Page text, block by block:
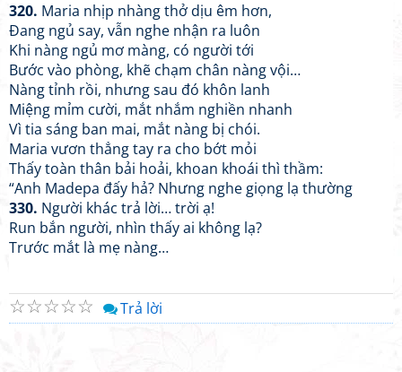
320. Maria nhịp nhàng thở dịu êm hơn,
Đang ngủ say, vẫn nghe nhận ra luôn
Khi nàng ngủ mơ màng, có người tới
Bước vào phòng, khẽ chạm chân nàng vội…
Nàng tỉnh rồi, nhưng sau đó khôn lanh
Miệng mỉm cười, mắt nhắm nghiền nhanh
Vì tia sáng ban mai, mắt nàng bị chói.
Maria vươn thẳng tay ra cho bớt mỏi
Thấy toàn thân bải hoải, khoan khoái thì thầm:
“Anh Madepa đấy hả? Nhưng nghe giọng lạ thường
330. Người khác trả lời… trời ạ!
Run bắn người, nhìn thấy ai không lạ?
Trước mắt là mẹ nàng…
☆
☆
☆
☆
☆ Trả lời